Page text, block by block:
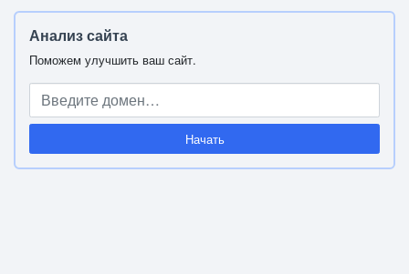
Анализ сайта
Поможем улучшить ваш сайт.
Начать